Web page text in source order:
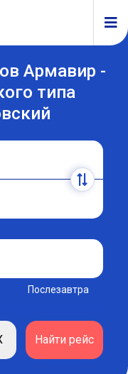
Армавир -
типа
Послезавтра